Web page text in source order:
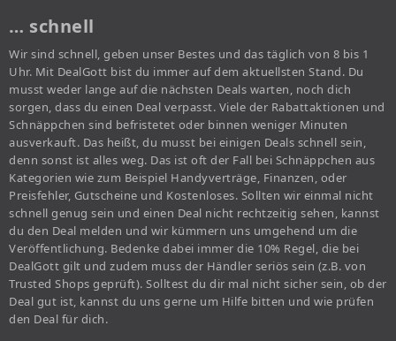
… schnell
Wir sind schnell, geben unser Bestes und das täglich von 8 bis 1
Uhr. Mit DealGott bist du immer auf dem aktuellsten Stand. Du
musst weder lange auf die nächsten Deals warten, noch dich
sorgen, dass du einen Deal verpasst. Viele der Rabattaktionen und
Schnäppchen sind befristetet oder binnen weniger Minuten
ausverkauft. Das heißt, du musst bei einigen Deals schnell sein,
denn sonst ist alles weg. Das ist oft der Fall bei Schnäppchen aus
Kategorien wie zum Beispiel Handyverträge, Finanzen, oder
Preisfehler, Gutscheine und Kostenloses. Sollten wir einmal nicht
schnell genug sein und einen Deal nicht rechtzeitig sehen, kannst
du den Deal melden und wir kümmern uns umgehend um die
Veröffentlichung. Bedenke dabei immer die 10% Regel, die bei
DealGott gilt und zudem muss der Händler seriös sein (z.B. von
Trusted Shops geprüft). Solltest du dir mal nicht sicher sein, ob der
Deal gut ist, kannst du uns gerne um Hilfe bitten und wie prüfen
den Deal für dich.